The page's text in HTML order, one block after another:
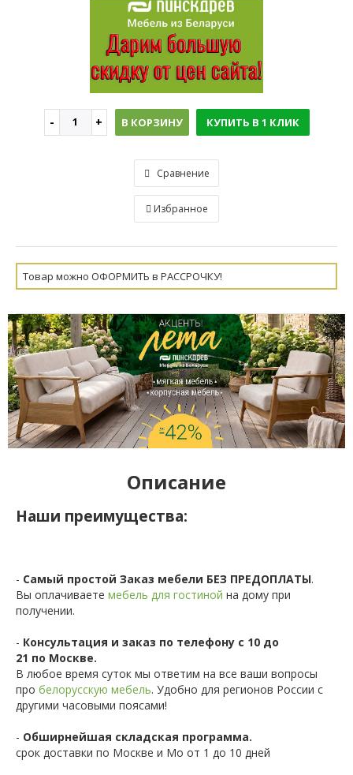
В КОРЗИНУ КУПИТЬ В 1 КЛИК
Сравнение
Избранное
Товар можно ОФОРМИТЬ в РАССРОЧКУ!
Описание
Наши преимущества:
- Самый простой Заказ мебели БЕЗ ПРЕДОПЛАТЫ.
Вы оплачиваете мебель для гостиной на дому при
получении.
- Консультация и заказ по телефону с 10 до
21 по Москве.
В любое время суток мы ответим на все ваши вопросы
про белорусскую мебель. Удобно для регионов России с
другими часовыми поясами!
- Обширнейшая складская программа.
срок доставки по Москве и Мо от 1 до 10 дней